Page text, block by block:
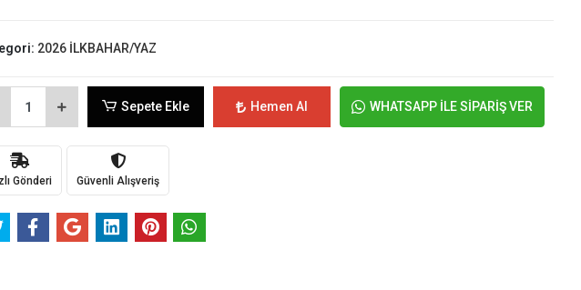
2026 İLKBAHAR/YAZ
Sepete Ekle Hemen Al WHATSAPP İLE SİPARİŞ VER
Gönderi Güvenli Alışveriş